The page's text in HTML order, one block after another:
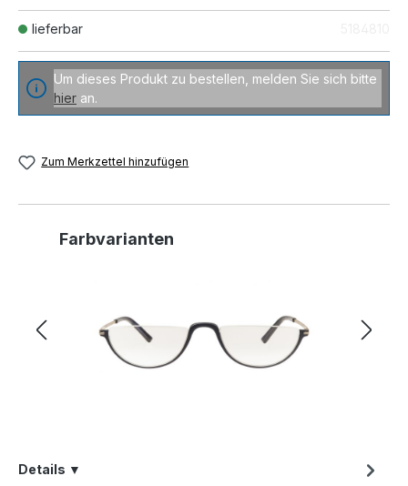
lieferbar
Um dieses Produkt zu bestellen, melden Sie sich bitte
hier an.
Zum Merkzettel hinzufügen
Produktgalerie überspringen
Farbvarianten
Details ▼